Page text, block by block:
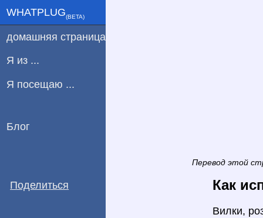
Перевод этой
Как
Вилки,
WHATPLUG(ΒETA)
домашняя страница
Я из ...
Я посещаю ...
Блог
Поделиться